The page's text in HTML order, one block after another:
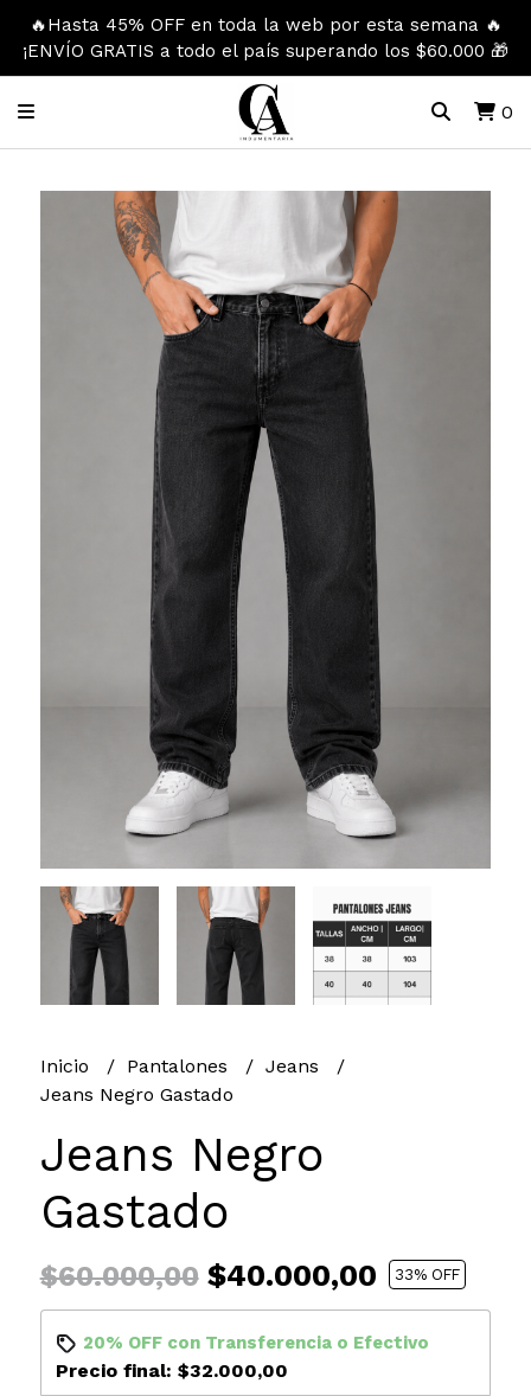
🔥Hasta 45% OFF en toda la web por esta semana 🔥
¡ENVÍO GRATIS a todo el país superando los $60.000 🎁
0
Inicio Pantalones
Jeans
Jeans Negro Gastado
Jeans Negro
Gastado
$60.000,00$40.000,00 33% OFF
20% OFFcon Transferenciao Efectivo
Precio final: $32.000,00